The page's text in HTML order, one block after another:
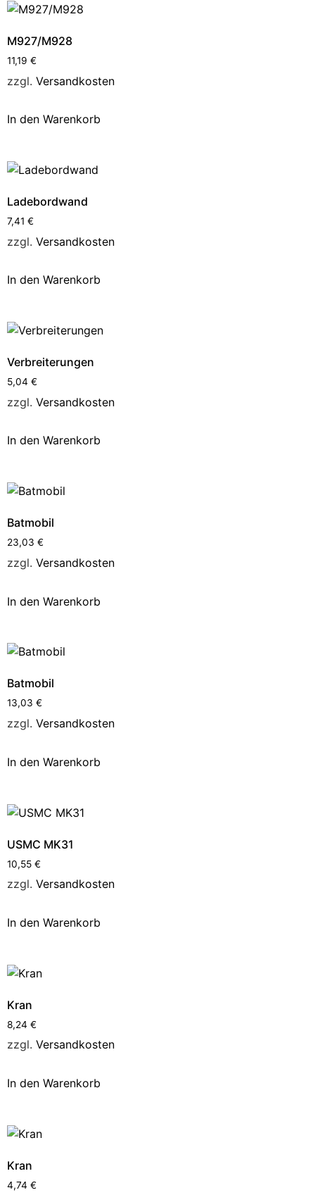
M927/M928
11,19 €
zzgl. Versandkosten
In den Warenkorb
Ladebordwand
7,41 €
zzgl. Versandkosten
In den Warenkorb
Verbreiterungen
5,04 €
zzgl. Versandkosten
In den Warenkorb
Batmobil
23,03 €
zzgl. Versandkosten
In den Warenkorb
Batmobil
13,03 €
zzgl. Versandkosten
In den Warenkorb
USMC MK31
10,55 €
zzgl. Versandkosten
In den Warenkorb
Kran
8,24 €
zzgl. Versandkosten
In den Warenkorb
Kran
4,74 €